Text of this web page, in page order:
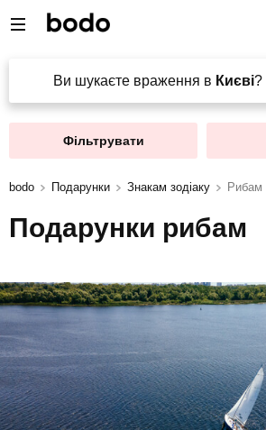
Ви шукаєте враження в Києві?
Фільтрувати
bodo Подарунки Знакам зодіаку Рибам
Подарунки рибам